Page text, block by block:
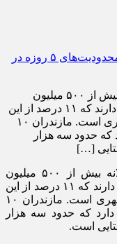
به گزارش اقتصادآنلاین، برابر آمار، سالانه بیش از ۵۰۰ میلیون
دستگاه خودرو در محور‌های مازندران تردد دارند که ۱۱ درصد از این
تردد‌ها در محور‌های اصلی و بقیه درون شهری است. مازندران ۱۰
که حدود سه هزار
[…]
به گزارش اقتصادآنلاین، برابر آمار، سالانه بیش از ۵۰۰ میلیون
دستگاه خودرو در محور‌های مازندران تردد دارند که ۱۱ درصد از این
تردد‌ها در محور‌های اصلی و بقیه درون شهری است. مازندران ۱۰
دارد که حدود سه هزار
است.